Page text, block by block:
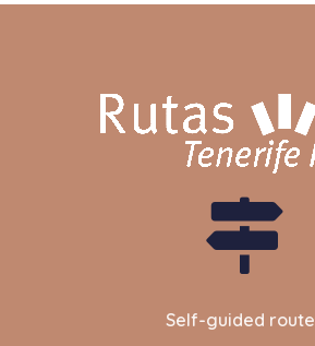
Self-guided